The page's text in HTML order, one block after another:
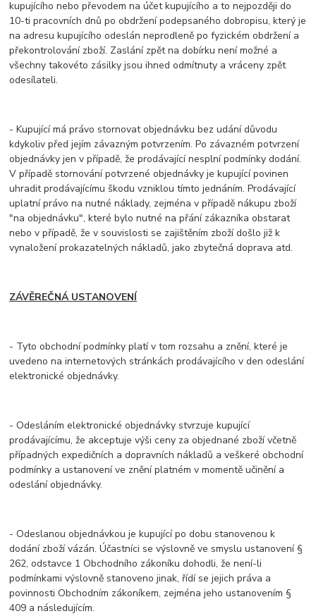
kupujícího nebo převodem na účet kupujícího a to nejpozději do
10-ti pracovních dnů po obdržení podepsaného dobropisu, který je
na adresu kupujícího odeslán neprodleně po fyzickém obdržení a
překontrolování zboží. Zaslání zpět na dobírku není možné a
všechny takovéto zásilky jsou ihned odmítnuty a vráceny zpět
odesílateli.
- Kupující má právo stornovat objednávku bez udání důvodu
kdykoliv před jejím závazným potvrzením. Po závazném potvrzení
objednávky jen v případě, že prodávající nesplní podmínky dodání.
V případě stornování potvrzené objednávky je kupující povinen
uhradit prodávajícímu škodu vzniklou tímto jednáním. Prodávající
uplatní právo na nutné náklady, zejména v případě nákupu zboží
"na objednávku", které bylo nutné na přání zákazníka obstarat
nebo v případě, že v souvislosti se zajištěním zboží došlo již k
vynaložení prokazatelných nákladů, jako zbytečná doprava atd.
ZÁVĚREČNÁ USTANOVENÍ
- Tyto obchodní podmínky platí v tom rozsahu a znění, které je
uvedeno na internetových stránkách prodávajícího v den odeslání
elektronické objednávky.
- Odesláním elektronické objednávky stvrzuje kupující
prodávajícímu, že akceptuje výši ceny za objednané zboží včetně
případných expedičních a dopravních nákladů a veškeré obchodní
podmínky a ustanovení ve znění platném v momentě učinění a
odeslání objednávky.
- Odeslanou objednávkou je kupující po dobu stanovenou k
dodání zboží vázán. Účastníci se výslovně ve smyslu ustanovení §
262, odstavce 1 Obchodního zákoníku dohodli, že není-li
podmínkami výslovně stanoveno jinak, řídí se jejich práva a
povinnosti Obchodním zákoníkem, zejména jeho ustanovením §
409 a následujícím.